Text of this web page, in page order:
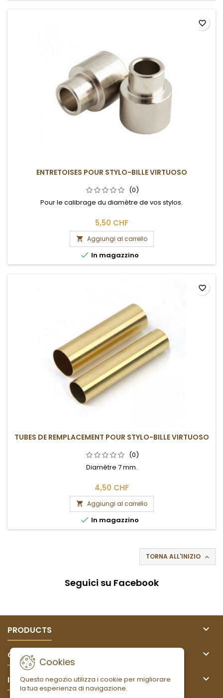
ENTRETOISES POUR STYLO-BILLE VIRTUOSO
(0)
Pour le calibrage du diamètre de vos stylos.
5,50 CHF
 Aggiungi al carrello
 In magazzino
favorite_border
TUBES DE REMPLACEMENT POUR STYLO-BILLE VIRTUOSO
(0)
Diamètre 7 mm.
4,50 CHF
 Aggiungi al carrello
 In magazzino
favorite_border
TORNA ALL'INIZIO 
Seguici su Facebook
PRODUCTS 
OUR COMPANY 
IL TUO ACCOUNT 
Cookies
Questo negozio utilizza i cookie per migliorare
la tua esperienza di navigazione.